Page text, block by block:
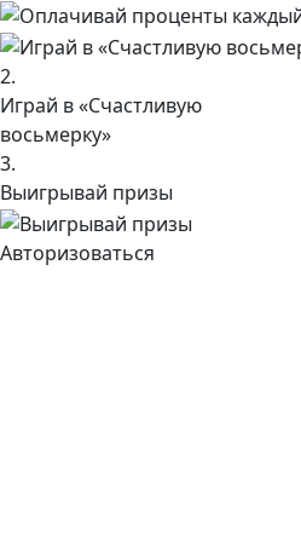
2.
Играй в «Счастливую
восьмерку»
3.
Выигрывай призы
Авторизоваться